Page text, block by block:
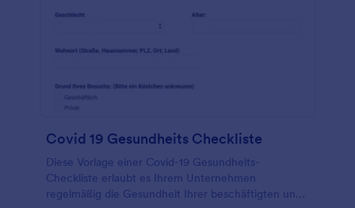
Covid 19 Gesundheits Checkliste
Diese Vorlage einer Covid-19 Gesundheits-
Checkliste erlaubt es Ihrem Unternehmen
regelmäßig die Gesundheit Ihrer beschäftigten und